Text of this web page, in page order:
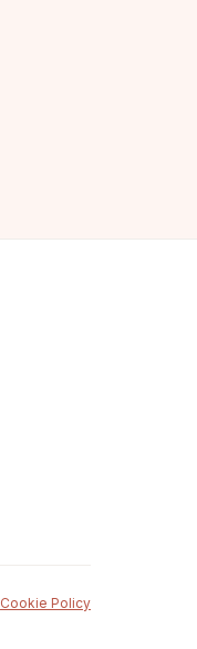
Cookie Policy